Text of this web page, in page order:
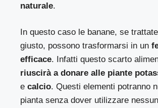
naturale.
In questo caso le banane, se
giusto, possono trasformarsi in un
efficace. Infatti questo scarto
riuscirà a donare alle piante
ecalcio. Questi elementi potranno
pianta senza dover utilizzare